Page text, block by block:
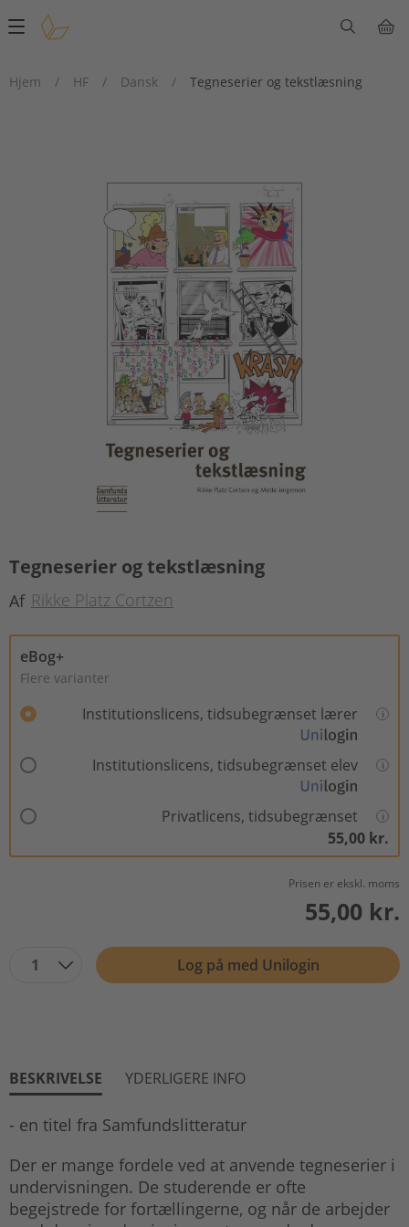
Main
Hjem
/ HF / Dansk / Tegneserier og tekstlæsning
Tegneserier og tekstlæsning
Af Rikke Platz Cortzen
eBog+
Flere varianter
Institutionslicens, tidsubegrænset lærer
Institutionslicens, tidsubegrænset elev
Privatlicens, tidsubegrænset
55,00 kr.
Prisen er ekskl. moms
55,00 kr.
1 Log på med Unilogin
BESKRIVELSE YDERLIGERE INFO
- en titel fra Samfundslitteratur
Der er mange fordele ved at anvende tegneserier i
undervisningen. De studerende er ofte
begejstrede for fortællingerne, og når de arbejder